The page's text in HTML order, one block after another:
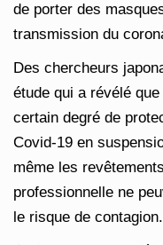
de porter des
transmission du
Des chercheurs
étude qui a révélé
certain degré de
Covid-19 en
même les
professionnelle ne
le risque de contagion.